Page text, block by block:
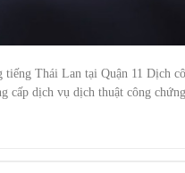
Thái Lan tại Quận 11 Dịch
cấp dịch vụ dịch thuật công